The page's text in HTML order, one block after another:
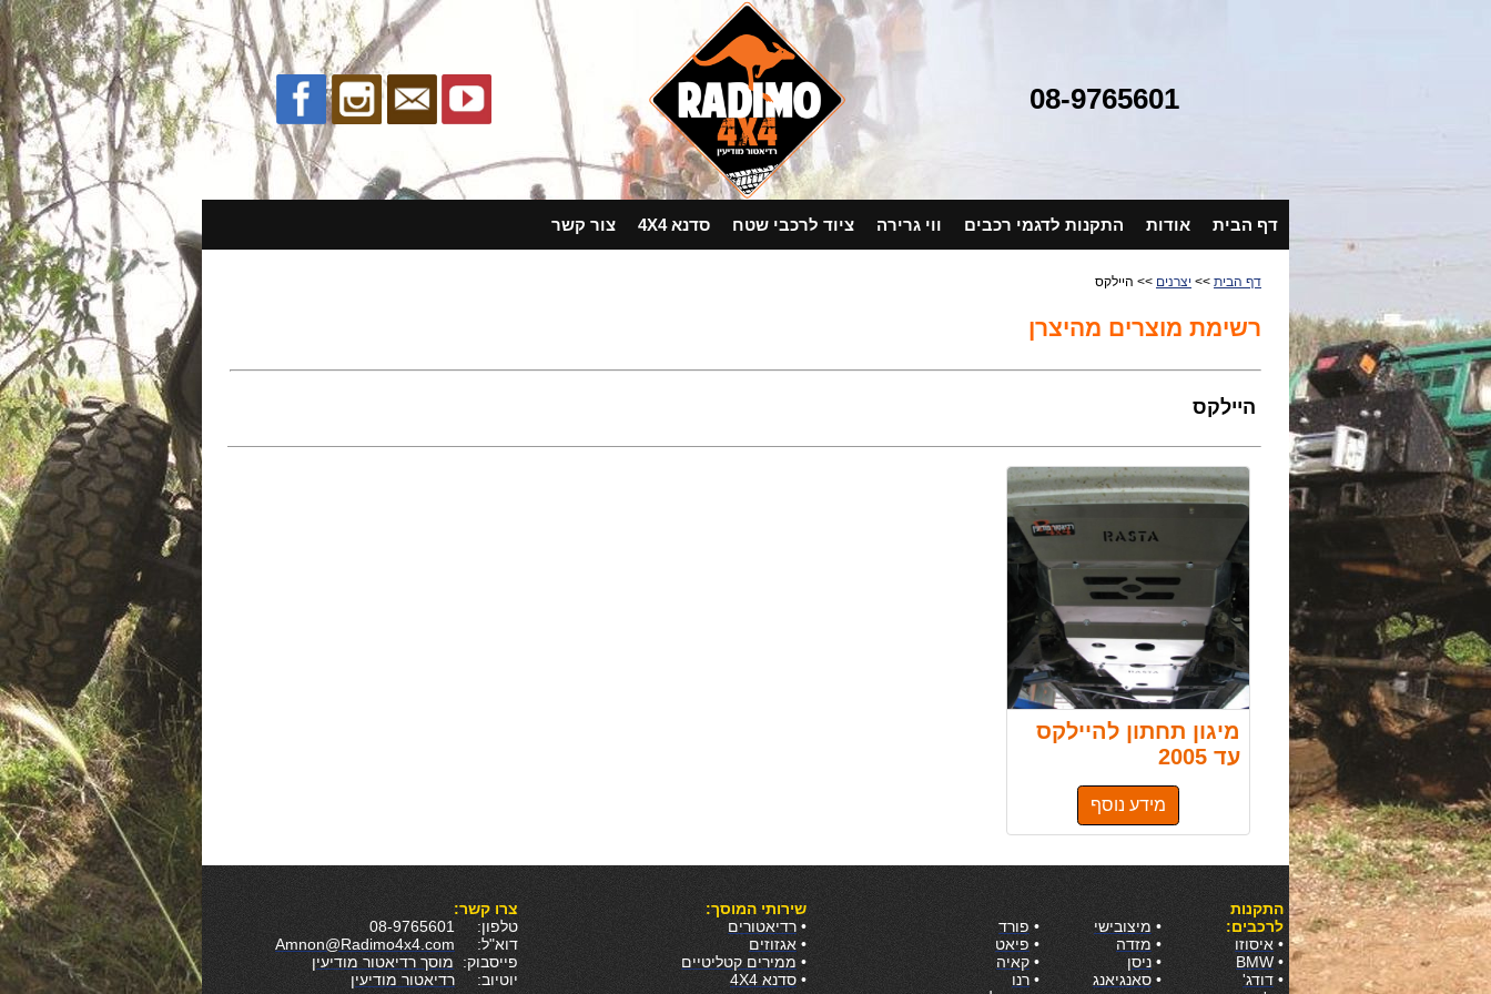
דף הבית אודות התקנות לדגמי רכבים ווי גרירה ציוד לרכבי שטח סדנא 4X4 צור קשר
דף הבית >> יצרנים >> היילקס
רשימת מוצרים מהיצרן
היילקס
מיגון תחתון להיילקס
עד 2005
מידע נוסף
התקנות
לרכבים:
•איסוזו
•
BMW
•דודג'
• מיצובישי
• מזדה
•ניסן
• סאנגיאנג
• פורד
• פיאט
• קאיה
• רנו
שירותי המוסך:
• רדיאטורים
• אגזוזים
• ממירים קטליטיים
• סדנא 4X4
צרו קשר:
טלפון: 08-9765601
דוא"ל: Amnon@Radimo4x4.com
פייסבוק: מוסך רדיאטור מודיעין
יוטיוב:רדיאטור מודיעין